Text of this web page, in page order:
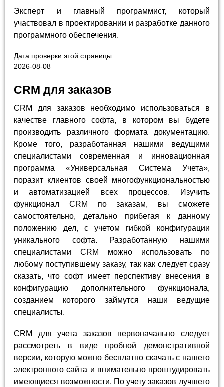
Эксперт и главный программист, который
участвовал в проектировании и разработке данного
программного обеспечения.
Дата проверки этой страницы:
2026-08-08
CRM для заказов
CRM для заказов необходимо использоваться в
качестве главного софта, в котором вы будете
производить различного формата документацию.
Кроме того, разработанная нашими ведущими
специалистами современная и инновационная
программа «Универсальная Система Учета»,
поразит клиентов своей многофункциональностью
и автоматизацией всех процессов. Изучить
функционал CRM по заказам, вы сможете
самостоятельно, детально прибегая к данному
положению дел, с учетом гибкой конфигурации
уникального софта. Разработанную нашими
специалистами CRM можно использовать по
любому поступившему заказу, так как следует сразу
сказать, что софт имеет перспективу внесения в
конфигурацию дополнительного функционала,
созданием которого займутся наши ведущие
специалисты.
CRM для учета заказов первоначально следует
рассмотреть в виде пробной демонстративной
версии, которую можно бесплатно скачать с нашего
электронного сайта и внимательно проштудировать
имеющиеся возможности. По учету заказов лучшего